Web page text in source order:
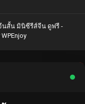
นสั้น มินิซีรีส์จีน ดูฟรี -
WPEnjoy